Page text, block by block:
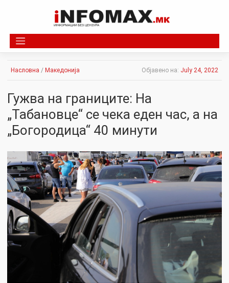
Насловна / Македонија Објавено на: July 24, 2022
Гужва на границите: На
„Табановце“ се чека еден час, а на
„Богородица“ 40 минути